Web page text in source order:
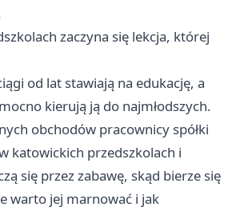
zaczyna się lekcja, której
od lat stawiają na edukację, a
kierują ją do najmłodszych.
obchodów pracownicy spółki
katowickich przedszkolach i
się przez zabawę, skąd bierze się
warto jej marnować i jak